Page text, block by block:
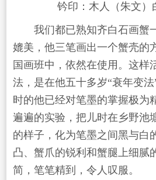
钤印：木人（朱文）
我们都已熟知齐白石画蟹
媲美，他三笔画出一个蟹壳的
国画班中，依然在使用。这样
法，是在他五十多岁“衰年变
时的他已经对笔墨的掌握极为
遍遍的实验，把儿时在乡野池
的样子，化为笔墨之间黑与白
凸、蟹爪的锐利和蟹腿上细腻
简，笔笔精到，令人叹服。